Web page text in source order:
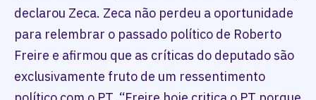
declarou Zeca. Zeca não perdeu a oportunidade
para relembrar o passado político de Roberto
Freire e afirmou que as críticas do deputado são
exclusivamente fruto de um ressentimento